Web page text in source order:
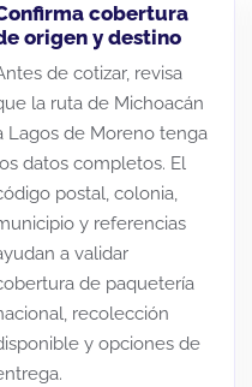
cobertura
origen y destino
de cotizar, revisa
la ruta de Michoacán
Lagos de Moreno tenga
datos completos. El
postal, colonia,
y referencias
a validar
de paquetería
recolección
y opciones de